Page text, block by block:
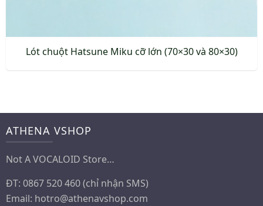
Lót chuột Hatsune Miku cỡ lớn (70×30 và 80×30)
nhiều
biến
Các
tùy
ATHENA VSHOP
Not A VOCALOID Store…
ĐT: 0867 520 460 (chỉ nhận SMS)
Email: hotro@athenavshop.com